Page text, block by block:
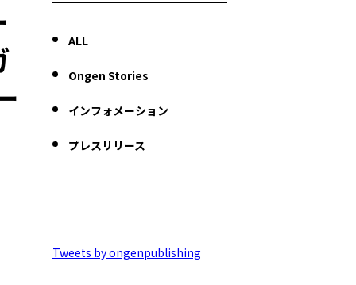
ALL
Ongen Stories
インフォメーション
プレスリリース
Tweets by ongenpublishing